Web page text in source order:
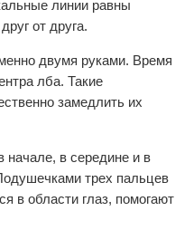
линии равны
от друга.
двумя руками. Время
лба. Такие
замедлить их
начале, в середине и в
трех пальцев
в области глаз, помогают